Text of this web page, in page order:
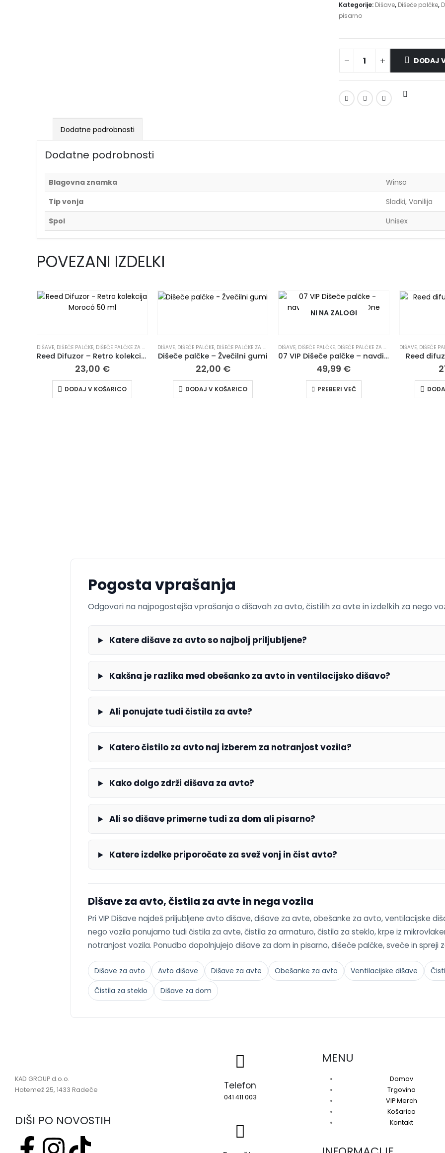
Kategorije: Dišave, Dišeče palčke,
pisarno
DODAJ
Dodatne podrobnosti
Dodatne podrobnosti
Blagovna znamka
Winso
Tip vonja
Sladki, Vanilija
Spol
Unisex
POVEZANI IZDELKI
DIŠAVE, DIŠEČE PALČKE, DIŠEČE PALČKE ZA DOM | ELEGANTNI DIFUZORJI ,VSI IZDELKI,ZA DOM IN PISARNO
Reed Difuzor – Retro kolekcija Morocó 50 ml
23,00 €
DODAJ V KOŠARICO
DIŠAVE, DIŠEČE PALČKE, DIŠEČE PALČKE ZA DOM | ELEGANTNI DIFUZORJI ,SADNE,VSI IZDELKI,ZA DOM IN PISARNO
Dišeče palčke – Žvečilni gumi
22,00 €
DODAJ V KOŠARICO
NI NA ZALOGI
DIŠAVE, DIŠEČE PALČKE, DIŠEČE PALČKE ZA DOM | ELEGANTNI DIFUZORJI
07 VIP Dišeče palčke – navdih Paco Rabanne One Million
49,99 €
PREBERI VEČ
DIŠAVE, DIŠEČE
Reed
Pogosta vprašanja
Odgovori na najpogostejša vprašanja o dišavah za avto, čistilih za avte in izdelkih za nego
Katere dišave za avto so najbolj priljubljene?
Kakšna je razlika med obešanko za avto in ventilacijsko dišavo?
Ali ponujate tudi čistila za avte?
Katero čistilo za avto naj izberem za notranjost vozila?
Kako dolgo zdrži dišava za avto?
Ali so dišave primerne tudi za dom ali pisarno?
Katere izdelke priporočate za svež vonj in čist avto?
Dišave za avto, čistila za avte in nega vozila
Pri VIP Dišave najdeš priljubljene avto dišave, dišave za avte, obešanke za avto, ventilacijske
nego vozila ponujamo tudi čistila za avte, čistila za armaturo, čistila za steklo, krpe iz
notranjost vozila. Ponudbo dopolnjujejo dišave za dom in pisarno, dišeče palčke, sveče in spreji
Dišave za avto Avto dišave Dišave za avte Obešanke za avto Ventilacijske dišave
Čistila za steklo
Dišave za dom
KAD GROUP d.o.o.
Hotemež 25, 1433 Radeče
DIŠI PO NOVOSTIH
Telefon
041 411 003
MENU
Domov
Trgovina
VIP Merch
Košarica
Kontakt